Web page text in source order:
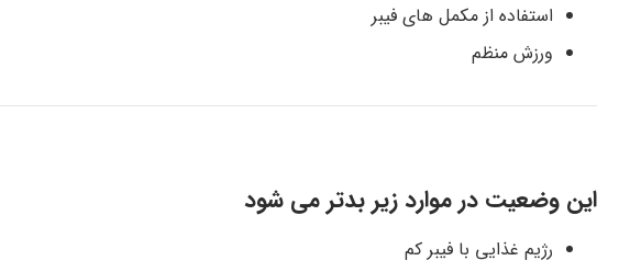
استفاده از مکمل های فیبر
ورزش منظم
این وضعیت در موارد زیر بدتر می شود
رژیم غذایی با فیبر کم